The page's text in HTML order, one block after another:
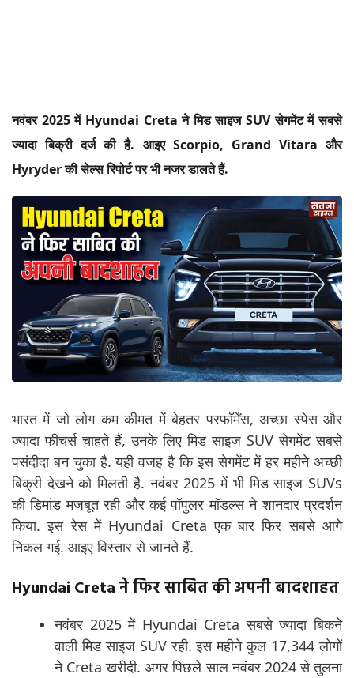
नवंबर 2025 में Hyundai Creta ने मिड साइज SUV सेगमेंट में सबसे
ज्यादा बिक्री दर्ज की है. आइए Scorpio, Grand Vitara और
Hyryder की सेल्स रिपोर्ट पर भी नजर डालते हैं.
भारत में जो लोग कम कीमत में बेहतर परफॉर्मेंस, अच्छा स्पेस और
ज्यादा फीचर्स चाहते हैं, उनके लिए मिड साइज SUV सेगमेंट सबसे
पसंदीदा बन चुका है. यही वजह है कि इस सेगमेंट में हर महीने अच्छी
बिक्री देखने को मिलती है. नवंबर 2025 में भी मिड साइज SUVs
की डिमांड मजबूत रही और कई पॉपुलर मॉडल्स ने शानदार प्रदर्शन
किया. इस रेस में Hyundai Creta एक बार फिर सबसे आगे
निकल गई. आइए विस्तार से जानते हैं.
Hyundai Creta ने फिर साबित की अपनी बादशाहत
नवंबर 2025 में Hyundai Creta सबसे ज्यादा बिकने
वाली मिड साइज SUV रही. इस महीने कुल 17,344 लोगों
ने Creta खरीदी. अगर पिछले साल नवंबर 2024 से तुलना